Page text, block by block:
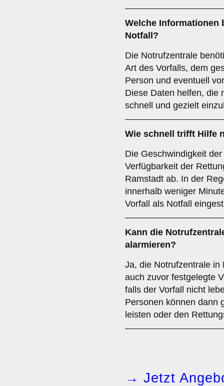
Welche Informationen
Notfall?
Die Notrufzentrale
Art des Vorfalls, dem
Person und eventuell
Diese Daten helfen, die
schnell und gezielt
Wie schnell trifft Hilfe
Die Geschwindigkeit
Verfügbarkeit der
Ramstadt ab. In der
innerhalb weniger
Vorfall als Notfall
Kann die
alarmieren?
Ja, die Notrufzentrale in
auch zuvor festgelegte
falls der Vorfall nicht
Personen können dann
leisten oder den
→ Jetzt